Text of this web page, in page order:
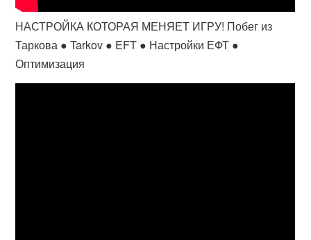
НАСТРОЙКА КОТОРАЯ МЕНЯЕТ ИГРУ! Побег из
Таркова ● Tarkov ● EFT ● Настройки ЕФТ ●
Оптимизация